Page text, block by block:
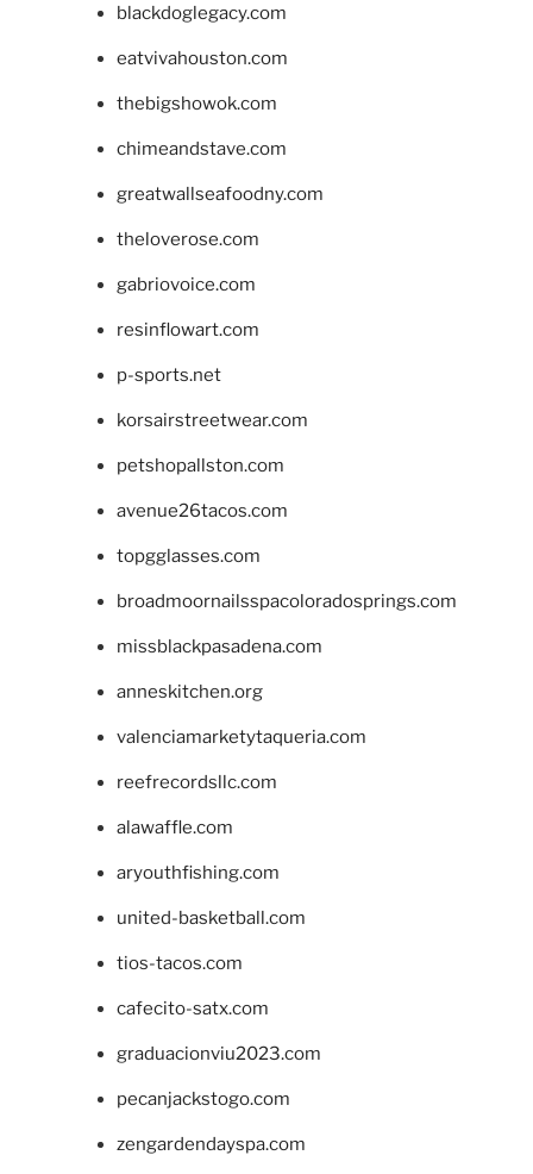
blackdoglegacy.com
eatvivahouston.com
thebigshowok.com
chimeandstave.com
greatwallseafoodny.com
theloverose.com
gabriovoice.com
resinflowart.com
p-sports.net
korsairstreetwear.com
petshopallston.com
avenue26tacos.com
topgglasses.com
broadmoornailsspacoloradosprings.com
missblackpasadena.com
anneskitchen.org
valenciamarketytaqueria.com
reefrecordsllc.com
alawaffle.com
aryouthfishing.com
united-basketball.com
tios-tacos.com
cafecito-satx.com
graduacionviu2023.com
pecanjackstogo.com
zengardendayspa.com